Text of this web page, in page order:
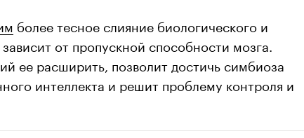
более тесное слияние биологического и
от пропускной способности мозга.
ее расширить, позволит достичь симбиоза
интеллекта и решит проблему контроля и